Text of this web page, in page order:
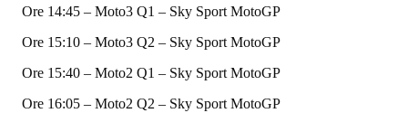
Ore 14:45 – Moto3 Q1 – Sky Sport MotoGP
Ore 15:10 – Moto3 Q2 – Sky Sport MotoGP
Ore 15:40 – Moto2 Q1 – Sky Sport MotoGP
Ore 16:05 – Moto2 Q2 – Sky Sport MotoGP